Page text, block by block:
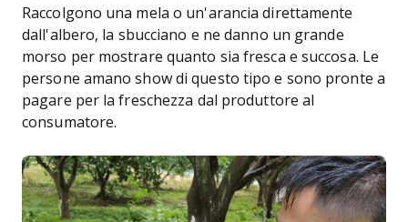
Raccolgono una mela o un'arancia direttamente
dall'albero, la sbucciano e ne danno un grande
morso per mostrare quanto sia fresca e succosa. Le
persone amano show di questo tipo e sono pronte a
pagare per la freschezza dal produttore al
consumatore.